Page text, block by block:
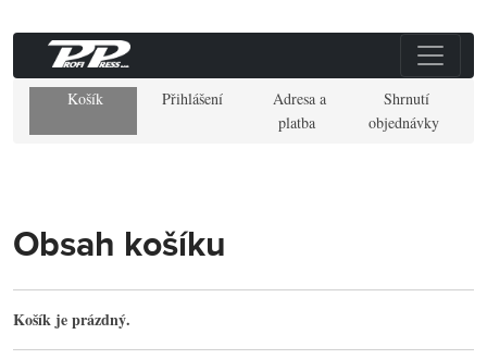
Košík Přihlášení
Adresa a
platba
Shrnutí
objednávky
Obsah košíku
Košík je prázdný.